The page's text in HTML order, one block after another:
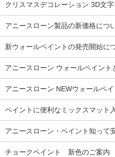
クリスマスデコレーション 3D文
アニースローン製品の新価格につ
新ウォールペイントの発売開始に
アニースローン ウォールペイント
アニースローン NEWウォールペ
ペイントに便利なミックスマット
アニースローン・ペイント知って
チョークペイント 新色のご案内